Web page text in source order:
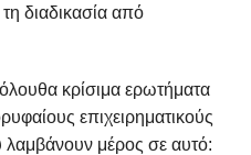
διαδικασία από
κρίσιμα ερωτήματα
επιχειρηματικούς
λαμβάνουν μέρος σε αυτό: